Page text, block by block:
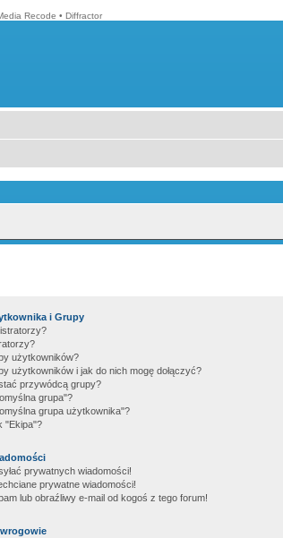
Recode • Diffractor
i Grupy
użytkowników?
użytkowników i jak do nich mogę dołączyć?
przywódcą grupy?
grupa"?
grupa użytkownika"?
"Ekipa"?
prywatnych wiadomości!
prywatne wiadomości!
lub obraźliwy e-mail od kogoś z tego forum!